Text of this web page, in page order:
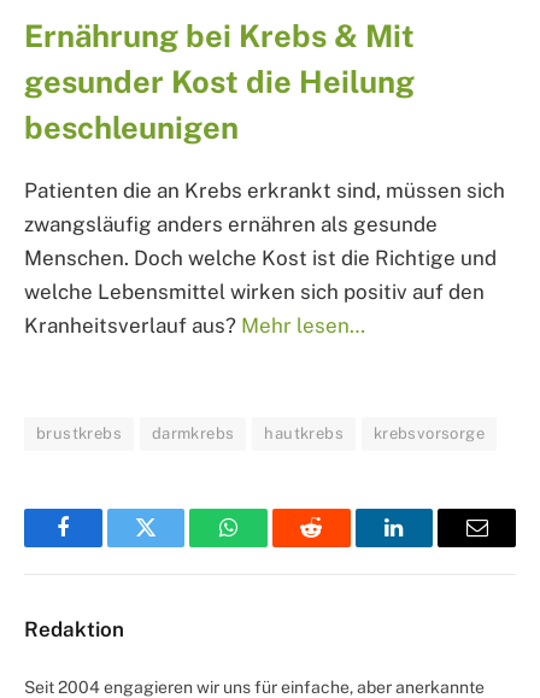
Ernährung bei Krebs & Mit
gesunder Kost die Heilung
beschleunigen
Patienten die an Krebs erkrankt sind, müssen sich
zwangsläufig anders ernähren als gesunde
Menschen. Doch welche Kost ist die Richtige und
welche Lebensmittel wirken sich positiv auf den
Kranheitsverlauf aus? Mehr lesen…
brustkrebs darmkrebs hautkrebs krebsvorsorge
FacebookTwitter WhatsAppReddit LinkedInEmail
Redaktion
Seit 2004 engagieren wir uns für einfache, aber anerkannte